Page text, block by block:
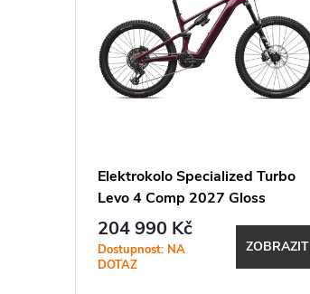
Elektrokolo Specialized Turbo
Levo 4 Comp 2027 Gloss
Bordeaux Metallic / Ruby Metallic
204 990 Kč
Dostupnost: NA
DOTAZ
ZOBRAZIT